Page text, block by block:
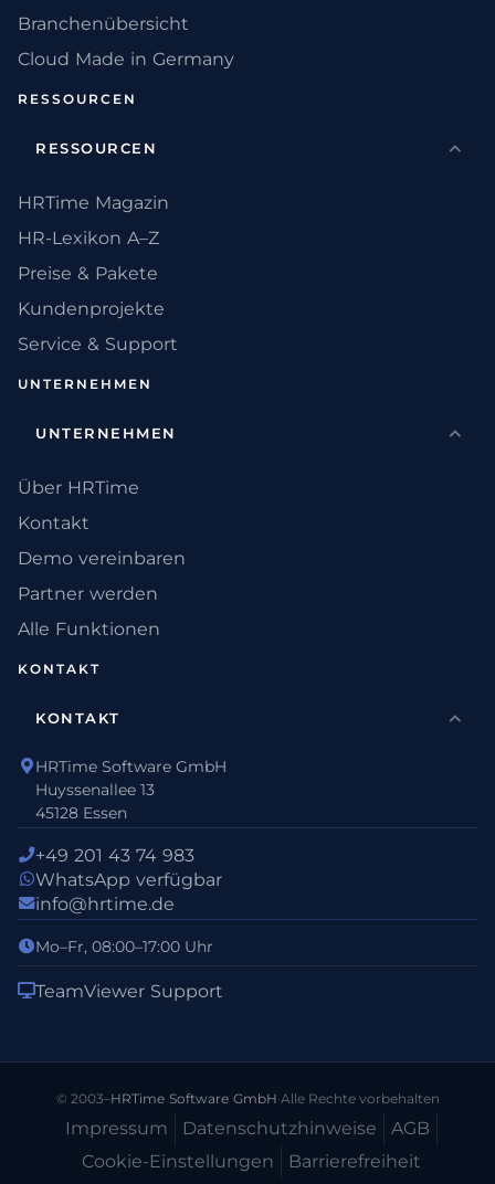
Branchenübersicht
Cloud Made in Germany
RESSOURCEN
RESSOURCEN
HRTime Magazin
HR-Lexikon A–Z
Preise & Pakete
Kundenprojekte
Service & Support
UNTERNEHMEN
UNTERNEHMEN
Über HRTime
Kontakt
Demo vereinbaren
Partner werden
Alle Funktionen
KONTAKT
KONTAKT
HRTime Software GmbH
Huyssenallee 13
45128 Essen
+49 201 43 74 983
WhatsApp verfügbar
info@hrtime.de
Mo–Fr, 08:00–17:00 Uhr
TeamViewer Support
© 2003–HRTime Software GmbH·Alle Rechte vorbehalten
Impressum Datenschutz­hinweise
AGB
Cookie-Einstellungen
Barrierefreiheit